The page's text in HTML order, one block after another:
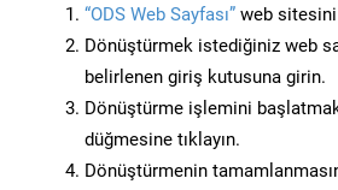
“ODS Web Sayfası” web
Dönüştürmek istediğiniz web
belirlenen giriş kutusuna girin.
Dönüştürme işlemini
düğmesine tıklayın.
Dönüştürmenin